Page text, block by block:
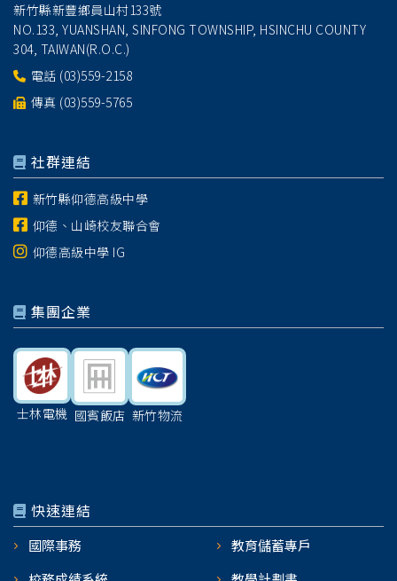
新竹縣新豐鄉員山村133號
NO.133, YUANSHAN, SINFONG TOWNSHIP, HSINCHU COUNTY
304, TAIWAN(R.O.C.)
電話 (03)559-2158
傳真 (03)559-5765
社群連結
新竹縣仰德高級中學
仰德、山崎校友聯合會
仰德高級中學 IG
集團企業
士林電機 國賓飯店 新竹物流
快速連結
國際事務
教育儲蓄專戶